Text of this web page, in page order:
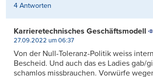
4 Antworten
Karrieretechnisches Geschäftsmodell
27.09.2022 um 06:37
Von der Null-Toleranz-Politik weiss
Bescheid. Und auch das es Ladies gab/
schamlos missbrauchen. Vorwürfe